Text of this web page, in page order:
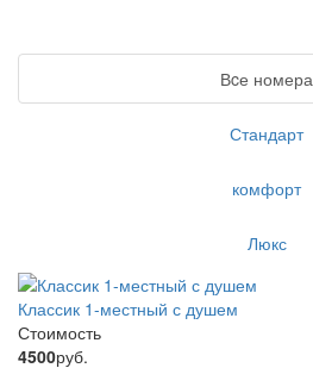
Вcе номера
Стандарт
комфорт
Люкс
Классик 1-местный с душем
Стоимость
4500руб.